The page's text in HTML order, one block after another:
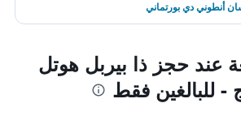
أنطوني دي بورتماني
عند حجز ذا بيربل هوتل
- للبالغين فقط